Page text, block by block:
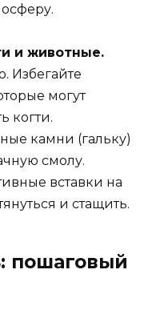
и животные.
Избегайте
могут
когти.
камни (гальку)
смолу.
вставки на
и стащить.
пошаговый